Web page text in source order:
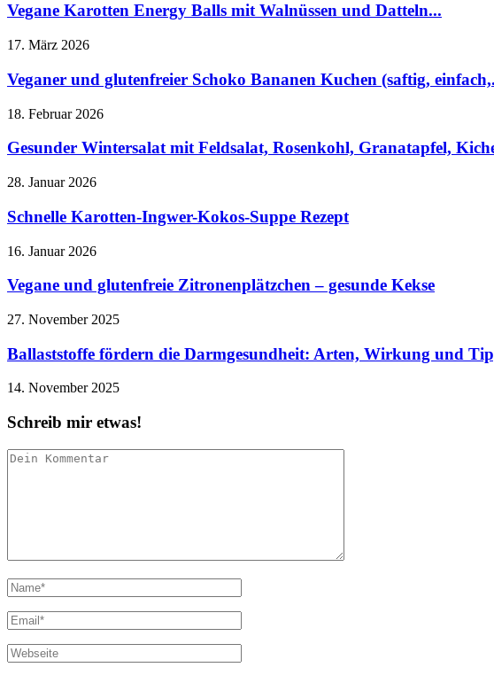
Vegane Karotten Energy Balls mit Walnüssen und Datteln...
17. März 2026
Veganer und glutenfreier Schoko Bananen Kuchen (saftig,
18. Februar 2026
Gesunder Wintersalat mit Feldsalat, Rosenkohl, Granatapfel,
28. Januar 2026
Schnelle Karotten-Ingwer-Kokos-Suppe Rezept
16. Januar 2026
Vegane und glutenfreie Zitronenplätzchen – gesunde Kekse
27. November 2025
Ballaststoffe fördern die Darmgesundheit: Arten, Wirkung und
14. November 2025
Schreib mir etwas!